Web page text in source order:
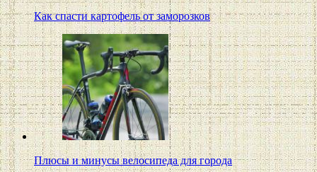
Как спасти картофель от заморозков
Плюсы и минусы велосипеда для города